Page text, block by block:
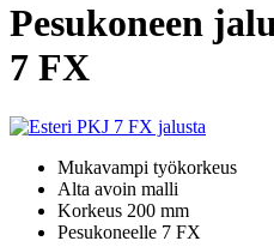
Pesukoneen
7 FX
Mukavampi työkorkeus
Alta avoin malli
Korkeus 200 mm
Pesukoneelle 7 FX